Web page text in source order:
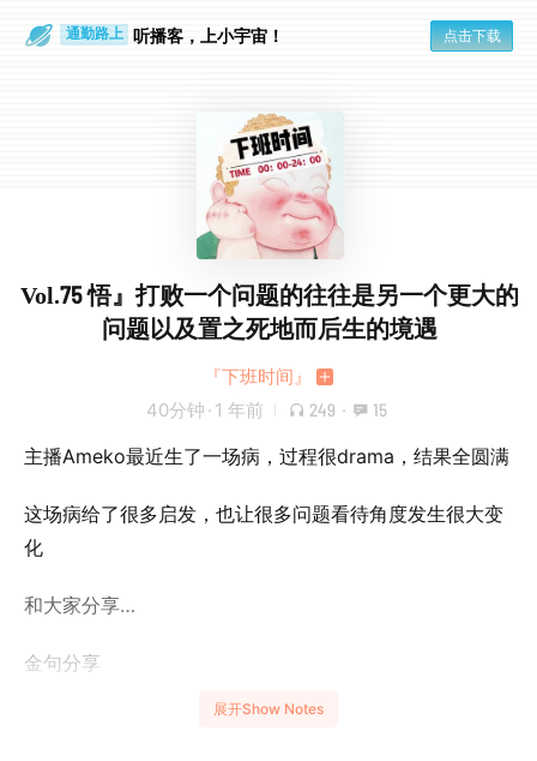
通勤路上 听播客，上小宇宙！ 点击下载
Vol.75 悟』打败一个问题的往往是另一个更大的
问题以及置之死地而后生的境遇
『下班时间』
40分钟 · 1 年前 249 · 15
主播Ameko最近生了一场病，过程很drama，结果全圆满
这场病给了很多启发，也让很多问题看待角度发生很大变
化
和大家分享…
金句分享
1.生活中，有时候不是问题太大，而是你的战场太小
展开Show Notes